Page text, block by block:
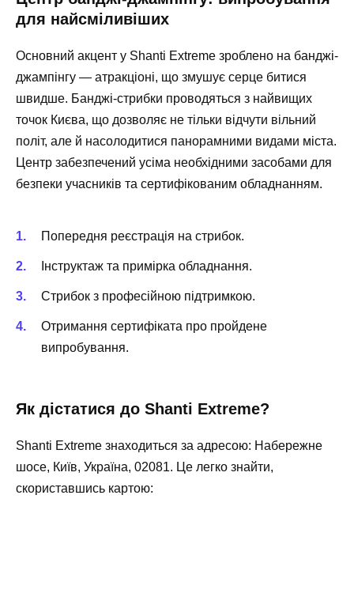
для найсміливіших
Основний акцент у Shanti Extreme зроблено на банджі-
джампінгу — атракціоні, що змушує серце битися
швидше. Банджі-стрибки проводяться з найвищих
точок Києва, що дозволяє не тільки відчути вільний
політ, але й насолодитися панорамними видами міста.
Центр забезпечений усіма необхідними засобами для
безпеки учасників та сертифікованим обладнанням.
Попередня реєстрація на стрибок.
Інструктаж та примірка обладнання.
Стрибок з професійною підтримкою.
Отримання сертифіката про пройдене
випробування.
Як дістатися до Shanti Extreme?
Shanti Extreme знаходиться за адресою: Набережне
шосе, Київ, Україна, 02081. Це легко знайти,
скориставшись картою: